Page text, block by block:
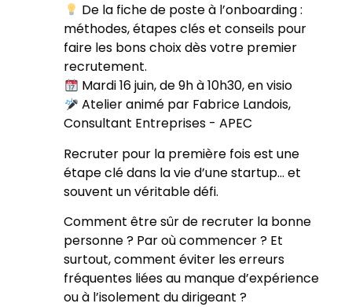
De la fiche de poste à l’onboarding :
méthodes, étapes clés et conseils pour
faire les bons choix dès votre premier
recrutement.
Mardi 16 juin, de 9h à 10h30, en visio
Atelier animé par Fabrice Landois,
Consultant Entreprises - APEC
Recruter pour la première fois est une
étape clé dans la vie d’une startup… et
souvent un véritable défi.
Comment être sûr de recruter la bonne
personne ? Par où commencer ? Et
surtout, comment éviter les erreurs
fréquentes liées au manque d’expérience
ou à l’isolement du dirigeant ?